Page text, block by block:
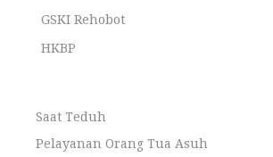
GSKI Rehobot
HKBP
Saat Teduh
Pelayanan Orang Tua Asuh